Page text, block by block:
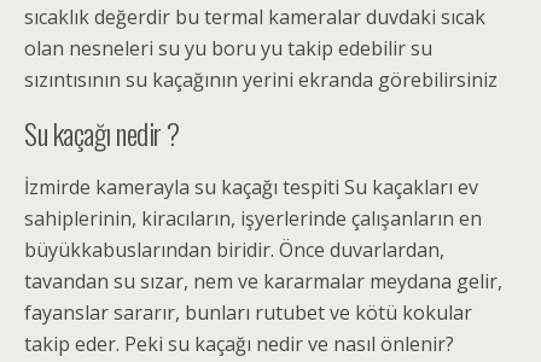
sıcaklık değerdir bu termal kameralar duvdaki sıcak
olan nesneleri su yu boru yu takip edebilir su
sızıntısının su kaçağının yerini ekranda görebilirsiniz
Su kaçağı nedir ?
İzmirde kamerayla su kaçağı tespiti Su kaçakları ev
sahiplerinin, kiracıların, işyerlerinde çalışanların en
büyükkabuslarından biridir. Önce duvarlardan,
tavandan su sızar, nem ve kararmalar meydana gelir,
fayanslar sararır, bunları rutubet ve kötü kokular
takip eder. Peki su kaçağı nedir ve nasıl önlenir?